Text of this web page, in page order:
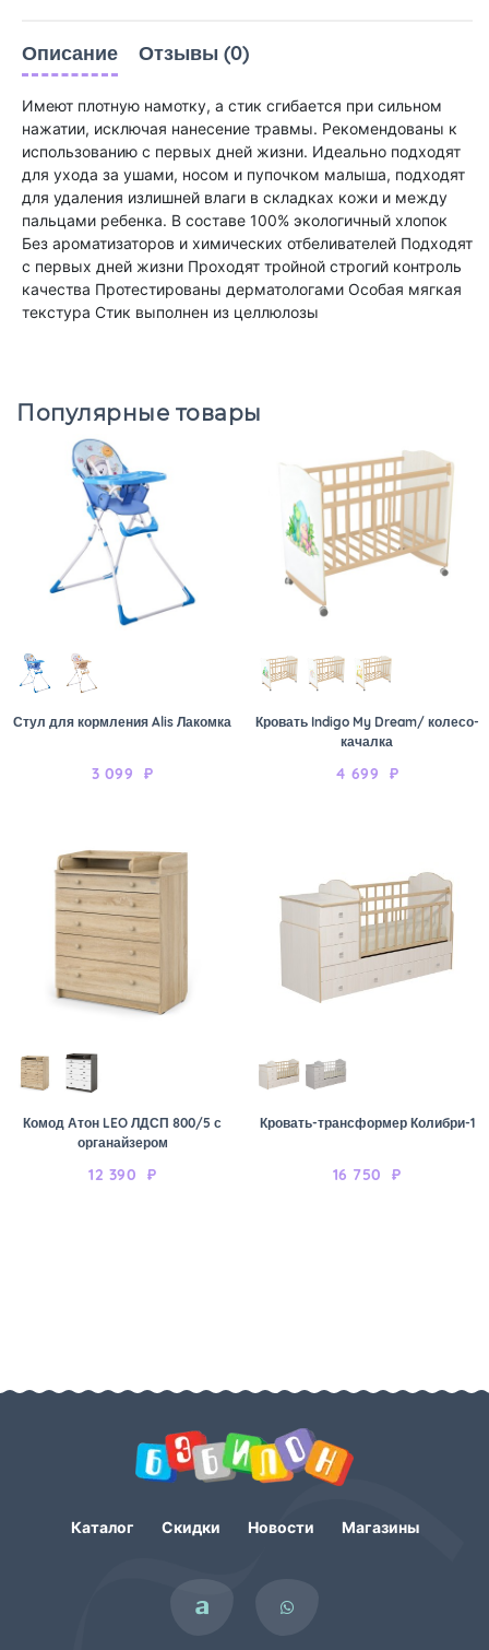
Описание Отзывы (0)
Имеют плотную намотку, а стик сгибается при сильном
нажатии, исключая нанесение травмы. Рекомендованы к
использованию с первых дней жизни. Идеально подходят
для ухода за ушами, носом и пупочком малыша, подходят
для удаления излишней влаги в складках кожи и между
пальцами ребенка. В составе 100% экологичный хлопок
Без ароматизаторов и химических отбеливателей Подходят
с первых дней жизни Проходят тройной строгий контроль
качества Протестированы дерматологами Особая мягкая
текстура Стик выполнен из целлюлозы
Популярные товары
Стул для кормления Alis Лакомка
3 099 ₽
Кровать Indigo My Dream/ колесо-
качалка
4 699 ₽
Комод Атон LEO ЛДСП 800/5 с
органайзером
12 390 ₽
Кровать-трансформер Колибри-1
16 750 ₽
Каталог Скидки Новости Магазины